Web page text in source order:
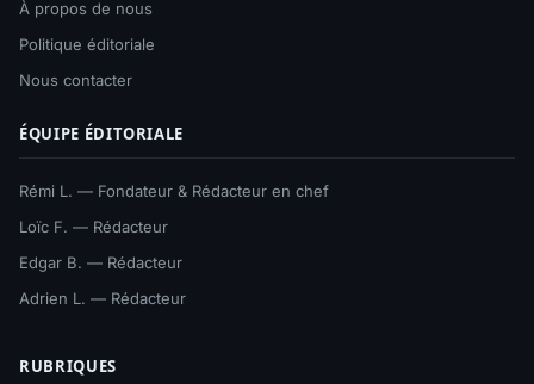
À propos de nous
Politique éditoriale
Nous contacter
ÉQUIPE ÉDITORIALE
Rémi L. — Fondateur & Rédacteur en chef
Loïc F. — Rédacteur
Edgar B. — Rédacteur
Adrien L. — Rédacteur
RUBRIQUES